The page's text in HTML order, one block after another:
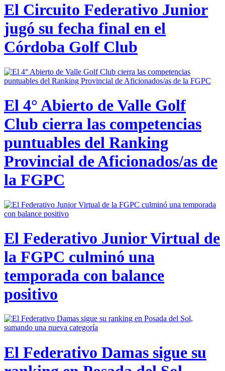
El Circuito Federativo Junior
jugó su fecha final en el
Córdoba Golf Club
El 4° Abierto de Valle Golf
Club cierra las competencias
puntuables del Ranking
Provincial de Aficionados/as de
la FGPC
El Federativo Junior Virtual de
la FGPC culminó una
temporada con balance
positivo
El Federativo Damas sigue su